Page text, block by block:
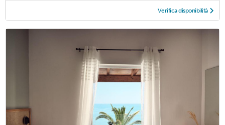
Verifica disponibilità